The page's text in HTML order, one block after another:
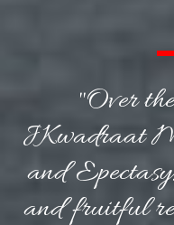
"Over
JKwadraat
and
and fruitful